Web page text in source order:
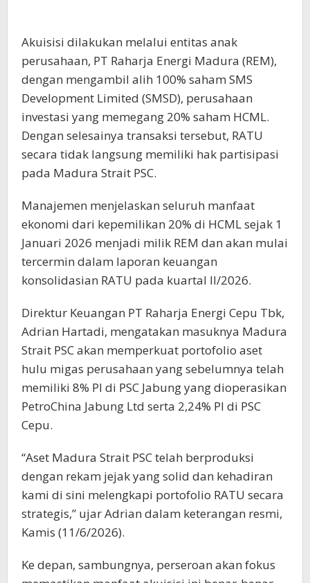
Akuisisi dilakukan melalui entitas anak
perusahaan, PT Raharja Energi Madura (REM),
dengan mengambil alih 100% saham SMS
Development Limited (SMSD), perusahaan
investasi yang memegang 20% saham HCML.
Dengan selesainya transaksi tersebut, RATU
secara tidak langsung memiliki hak partisipasi
pada Madura Strait PSC.
Manajemen menjelaskan seluruh manfaat
ekonomi dari kepemilikan 20% di HCML sejak 1
Januari 2026 menjadi milik REM dan akan mulai
tercermin dalam laporan keuangan
konsolidasian RATU pada kuartal II/2026.
Direktur Keuangan PT Raharja Energi Cepu Tbk,
Adrian Hartadi, mengatakan masuknya Madura
Strait PSC akan memperkuat portofolio aset
hulu migas perusahaan yang sebelumnya telah
memiliki 8% PI di PSC Jabung yang dioperasikan
PetroChina Jabung Ltd serta 2,24% PI di PSC
Cepu.
“Aset Madura Strait PSC telah berproduksi
dengan rekam jejak yang solid dan kehadiran
kami di sini melengkapi portofolio RATU secara
strategis,” ujar Adrian dalam keterangan resmi,
Kamis (11/6/2026).
Ke depan, sambungnya, perseroan akan fokus